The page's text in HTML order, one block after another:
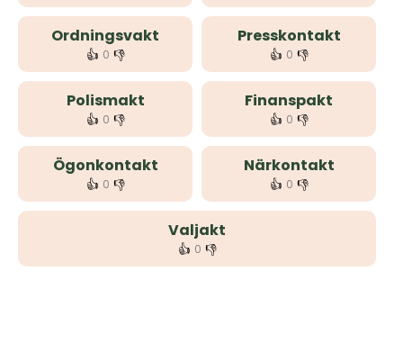
Ordningsvakt
👍 0 👎
Presskontakt
👍 0 👎
Polismakt
👍 0 👎
Finanspakt
👍 0 👎
Ögonkontakt
👍 0 👎
Närkontakt
👍 0 👎
Valjakt
👍 0 👎